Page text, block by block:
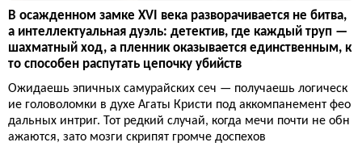
В осажденном замке XVI века разворачивается не битва,
а интеллектуальная дуэль: детектив, где каждый труп —
шахматный ход, а пленник оказывается единственным, к
то способен распутать цепочку убийств
Ожидаешь эпичных самурайских сеч — получаешь логическ
ие головоломки в духе Агаты Кристи под аккомпанемент фео
дальных интриг. Тот редкий случай, когда мечи почти не обн
ажаются, зато мозги скрипят громче доспехов